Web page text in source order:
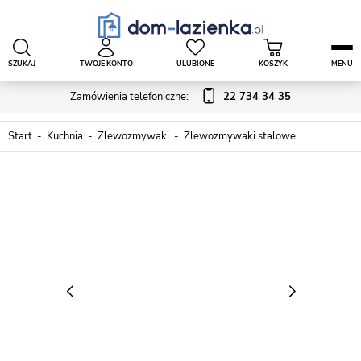
Zamówienia telefoniczne: 22 734 34 35
SZUKAJ TWOJE KONTO ULUBIONE KOSZYK MENU
Start Kuchnia Zlewozmywaki Zlewozmywaki stalowe